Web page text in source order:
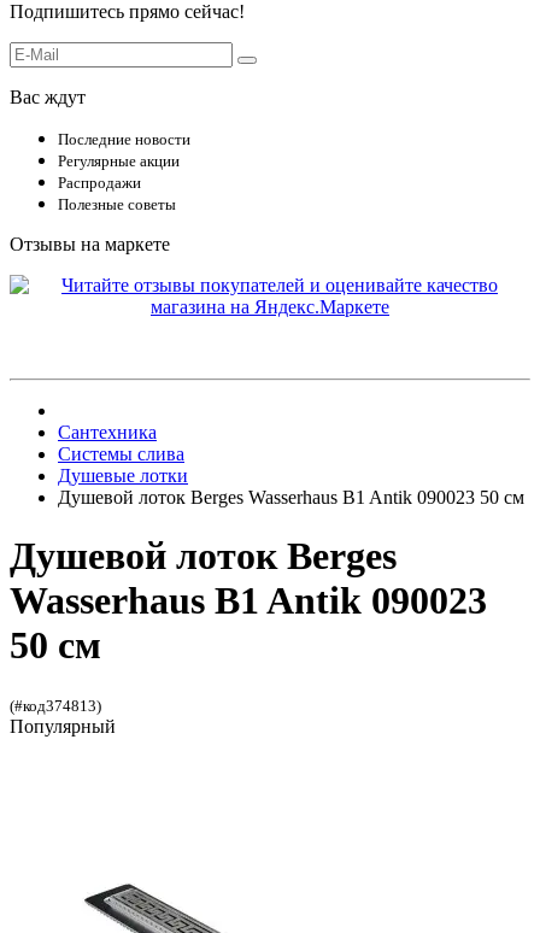
Подпишитесь прямо сейчас!
Вас ждут
Последние новости
Регулярные акции
Распродажи
Полезные советы
Отзывы на маркете
Сантехника
Системы слива
Душевые лотки
Душевой лоток Berges Wasserhaus B1 Antik 090023 50 см
Душевой лоток Berges
Wasserhaus B1 Antik 090023
50 см
(#код374813)
Популярный